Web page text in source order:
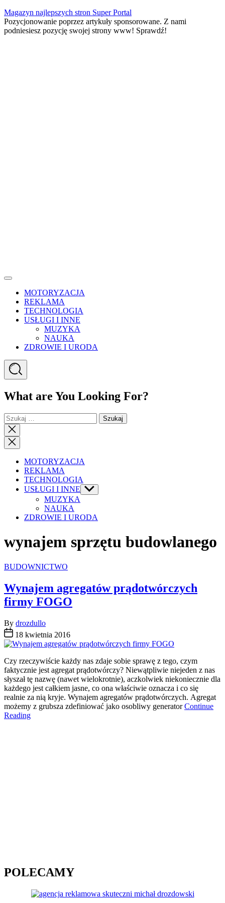
Skip
to
content
Magazyn najlepszych stron Super Portal
Pozycjonowanie poprzez artykuły sponsorowane. Z nami
podniesiesz pozycję swojej strony www! Sprawdź!
Menu
MOTORYZACJA
REKLAMA
TECHNOLOGIA
USŁUGI I INNE
MUZYKA
NAUKA
ZDROWIE I URODA
Search
What are You Looking For?
Szukaj:
Close
search
Close
Menu
MOTORYZACJA
REKLAMA
TECHNOLOGIA
USŁUGI I INNE Show
sub
MUZYKA
NAUKA
ZDROWIE I URODA
wynajem sprzętu budowlanego
Categories
BUDOWNICTWO
Wynajem agregatów prądotwórczych
firmy FOGO
By drozdullo
18 kwietnia 2016
Czy rzeczywiście każdy nas zdaje sobie sprawę z tego, czym
faktycznie jest agregat prądotwórczy? Niewątpliwie niejeden z nas
słyszał tę nazwę (nawet wielokrotnie), aczkolwiek niekoniecznie dla
każdego jest całkiem jasne, co ona właściwie oznacza i co się
realnie za nią kryje. Wynajem agregatów prądotwórczych. Agregat
możemy z grubsza zdefiniować jako osobliwy generatorContinue
Reading
POLECAMY